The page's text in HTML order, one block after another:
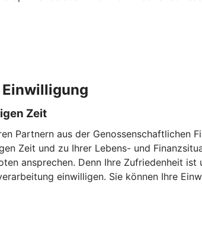
Einwilligung
Zeit
Partnern aus der
Zeit und zu Ihrer Lebens- und
ansprechen. Denn Ihre Zufriedenheit
einwilligen. Sie können Ihre